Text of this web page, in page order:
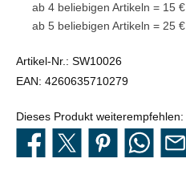
ab 4 beliebigen Artikeln = 15 €
ab 5 beliebigen Artikeln = 25 €
Artikel-Nr.: SW10026
EAN: 4260635710279
Dieses Produkt weiterempfehlen: